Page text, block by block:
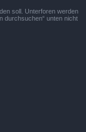
soll. Unterforen werden
durchsuchen“ unten nicht